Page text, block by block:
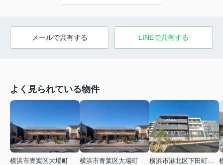
メールで共有する LINEで共有する
よく見られている物件
横浜市青葉区大場町
横浜市青葉区大場町